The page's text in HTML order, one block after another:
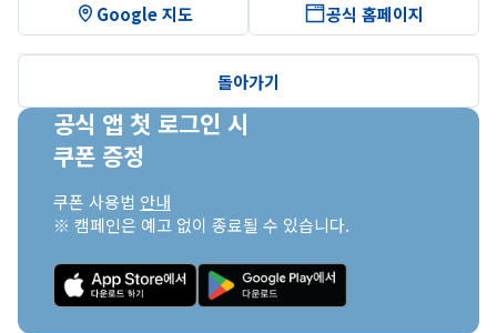
Google 지도 공식 홈페이지
돌아가기
공식 앱 첫 로그인 시
쿠폰 증정
쿠폰 사용법 안내
※ 캠페인은 예고 없이 종료될 수 있습니다.